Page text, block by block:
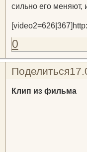
сильно его меняют,
0
Поделиться
Клип из фильма